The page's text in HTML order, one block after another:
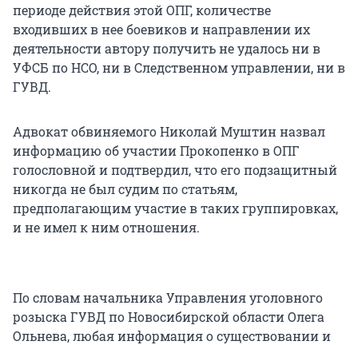
периоде действия этой ОПГ, количестве
входивших в нее боевиков и направлении их
деятельности автору получить не удалось ни в
УФСБ по НСО, ни в Следственном управлении, ни в
ГУВД.
Адвокат обвиняемого Николай Муштин назвал
информацию об участии Прокопенко в ОПГ
голословной и подтвердил, что его подзащитный
никогда не был судим по статьям,
предполагающим участие в таких группировках,
и не имел к ним отношения.
По словам начальника Управления уголовного
розыска ГУВД по Новосибирской области Олега
Ольнева, любая информация о существовании и